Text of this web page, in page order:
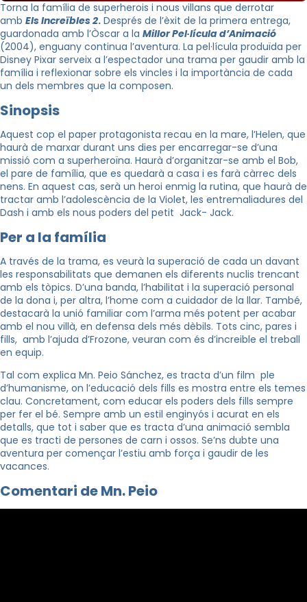
Torna la família de superherois i nous villans que derrotar
amb Els Increïbles 2. Després de l’èxit de la primera entrega,
guardonada amb l’Òscar a la Millor Pel·lícula d’Animació
(2004), enguany continua l’aventura. La pel·lícula produïda per
Disney Pixar serveix a l’espectador una trama per gaudir amb la
família i reflexionar sobre els vincles i la importància de cada
un dels membres que la composen.
Sinopsis
Aquest cop el paper protagonista recau en la mare, l’Helen, que
haurà de marxar durant uns dies per encarregar-se d’una
missió com a superheroïna. Haurà d’organitzar-se amb el Bob,
el pare de família, que es quedarà a casa i es farà càrrec dels
nens. En aquest cas, serà un heroi enmig la rutina, que haurà de
tractar amb l’adolescència de la Violet, les entremaliadures del
Dash i amb els nous poders del petit Jack- Jack.
Per a la família
A través de la trama, es veurà la superació de cada un davant
les responsabilitats que demanen els diferents nuclis trencant
amb els tòpics. D’una banda, l’habilitat i la superació personal
de la dona i, per altra, l’home com a cuidador de la llar. També,
destacarà la unió familiar com l’arma més potent per acabar
amb el nou villà, en defensa dels més dèbils. Tots cinc, pares i
fills, amb l’ajuda d’Frozone, veuran com és d’increible el treball
en equip.
Tal com explica Mn. Peio Sánchez, es tracta d’un film ple
d’humanisme, on l’educació dels fills es mostra entre els temes
clau. Concretament, com educar els poders dels fills sempre
per fer el bé. Sempre amb un estil enginyós i acurat en els
detalls, que tot i saber que es tracta d’una animació sembla
que es tracti de persones de carn i ossos. Se’ns dubte una
aventura per començar l’estiu amb força i gaudir de les
vacances.
Comentari de Mn. Peio